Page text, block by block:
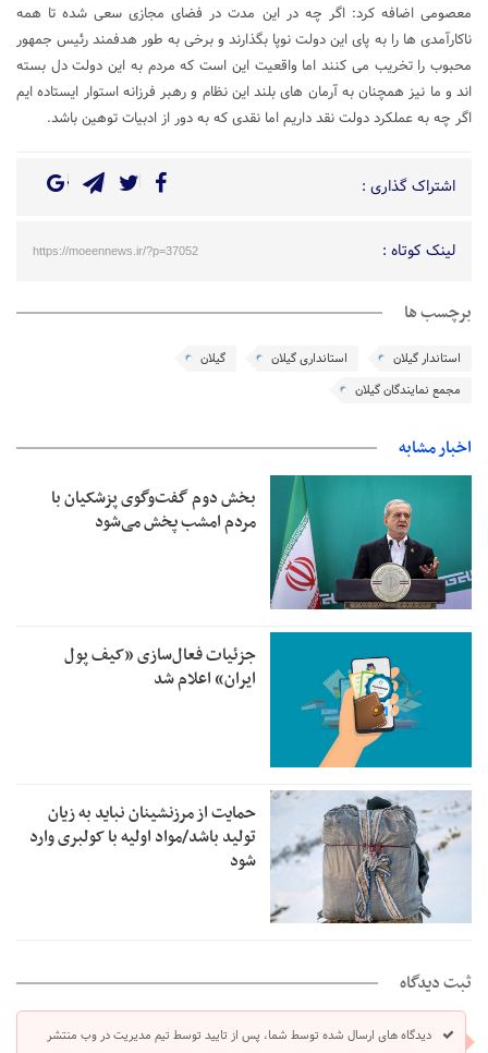
معصومی اضافه کرد: اگر چه در این مدت در فضای مجازی سعی شده تا همه
ناکارآمدی ها را به پای این دولت نوپا بگذارند و برخی به طور هدفمند رئیس جمهور
محبوب را تخریب می کنند اما واقعیت این است که مردم به این دولت دل بسته
اند و ما نیز همچنان به آرمان های بلند این نظام و رهبر فرزانه استوار ایستاده ایم
اگر چه به عملکرد دولت نقد داریم اما نقدی که به دور از ادبیات توهین باشد.
اشتراک گذاری :
لینک کوتاه : https://moeennews.ir/?p=37052
برچسب ها
استاندار گیلان استانداری گیلان
گیلان
مجمع نمایندگان گیلان
اخبار مشابه
بخش دوم گفت‌وگوی پزشکیان با
مردم امشب پخش می‌شود
جزئیات فعال‌سازی «کیف پول
ایران» اعلام شد
حمایت از مرزنشینان نباید به زیان
تولید باشد/مواد اولیه با کولبری وارد
شود
ثبت دیدگاه
دیدگاه های ارسال شده توسط شما، پس از تایید توسط تیم مدیریت در وب منتشر